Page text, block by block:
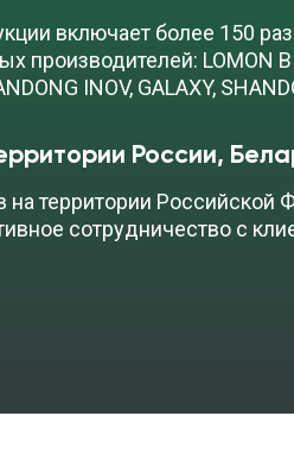
включает более 150
производителей: LOMON
INOV, GALAXY,
России,
на территории Российской
сотрудничество с